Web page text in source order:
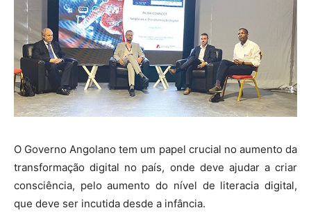
O Governo Angolano tem um papel crucial no aumento da
transformação digital no país, onde deve ajudar a criar
consciência, pelo aumento do nível de literacia digital,
que deve ser incutida desde a infância.